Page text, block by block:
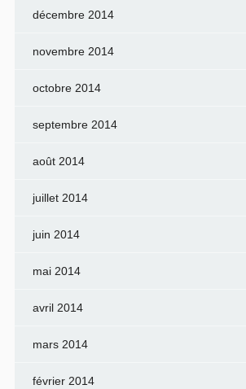
décembre 2014
novembre 2014
octobre 2014
septembre 2014
août 2014
juillet 2014
juin 2014
mai 2014
avril 2014
mars 2014
février 2014